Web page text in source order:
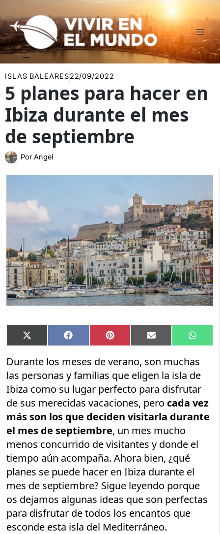
al
contenido
ISLAS BALEARES22/09/2022
5 planes para hacer en
Ibiza durante el mes
de septiembre
Por Angel
Compartir
en
X
(Twitter)
Compartir
en
Facebook Compartir
en
Pinterest Compartir
en
Email
en
Durante los meses de verano, son muchas
las personas y familias que eligen la isla de
Ibiza como su lugar perfecto para disfrutar
de sus merecidas vacaciones, pero cada vez
más son los que deciden visitarla durante
el mes de septiembre, un mes mucho
menos concurrido de visitantes y donde el
tiempo aún acompaña. Ahora bien, ¿qué
planes se puede hacer en Ibiza durante el
mes de septiembre? Sigue leyendo porque
os dejamos algunas ideas que son perfectas
para disfrutar de todos los encantos que
esconde esta isla del Mediterráneo.